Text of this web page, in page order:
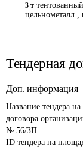
3 т
цельнометалл.,
Тендерная
Доп. информация
Название тендера
договора
№ 56/ЗП
ID тендера на